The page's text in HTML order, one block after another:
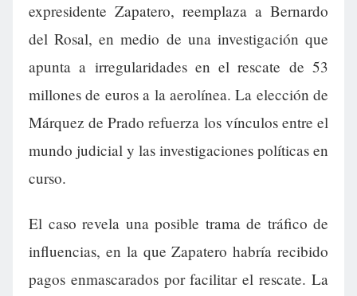
expresidente Zapatero, reemplaza a Bernardo
del Rosal, en medio de una investigación que
apunta a irregularidades en el rescate de 53
millones de euros a la aerolínea. La elección de
Márquez de Prado refuerza los vínculos entre el
mundo judicial y las investigaciones políticas en
curso.
El caso revela una posible trama de tráfico de
influencias, en la que Zapatero habría recibido
pagos enmascarados por facilitar el rescate. La